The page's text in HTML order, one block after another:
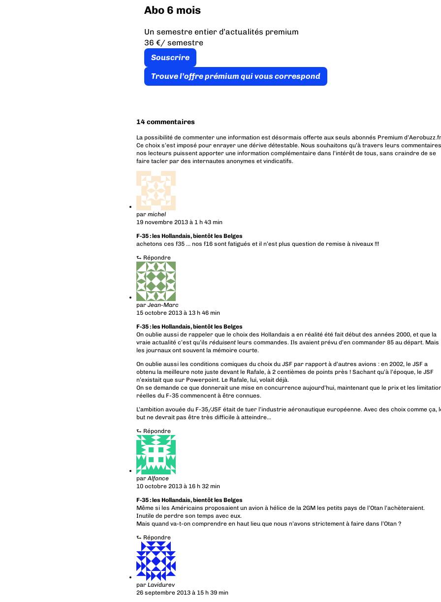
Abo 6 mois
Un semestre entier d’actualités premium
36 €/ semestre
Souscrire
Trouve l’offre prémium qui vous correspond
14 commentaires
La possibilité de commenter une information est désormais offerte aux seuls abonnés Premium
Ce choix s’est imposé pour enrayer une dérive détestable. Nous souhaitons qu’à travers leurs
nos lecteurs puissent apporter une information complémentaire dans l’intérêt de tous, sans craindre de se
faire tacler par des internautes anonymes et vindicatifs.
par michel
19 novembre 2013 à 1 h 43 min
F-35 : les Hollandais, bientôt les Belges
achetons ces f35 … nos f16 sont fatigués et il n’est plus question de remise à niveaux !!!
⮑ Répondre
par Jean-Marc
15 octobre 2013 à 13 h 46 min
F-35 : les Hollandais, bientôt les Belges
On oublie aussi de rappeler que le choix des Hollandais a en réalité été fait début des années 2000, et que la
vraie actualité c’est qu’ils réduisentleurs commandes. Ils avaient prévu d’en commander 85 au départ. Mais
les journaux ont souvent la mémoire courte.
On oublie aussi les conditions comiques du choix du JSF par rapport à d’autres avions : en 2002, le JSF a
obtenu la meilleure note juste devant le Rafale, à 2 centièmes de points près ! Sachant qu’à l’époque, le JSF
n’existait que sur Powerpoint. Le Rafale, lui, volait déjà.
On se demande ce que donnerait une mise en concurrence aujourd’hui, maintenant que le prix et les
réelles du F-35 commencent à être connues.
L’ambition avouée du F-35/JSF était de tuer l’industrie aéronautique européenne. Avec des choix comme ça,
but ne devrait pas être très difficile à atteindre…
⮑ Répondre
parAlfonce
10 octobre 2013 à 16 h 32 min
F-35 : les Hollandais, bientôt les Belges
Même si les Américains proposaient un avion à hélice de la 2GM les petits pays de l’Otan l’achèteraient.
Inutile de perdre son temps avec eux.
Mais quand va-t-on comprendre en haut lieu que nous n’avons strictement à faire dans l’Otan ?
⮑ Répondre
par Lavidurev
26 septembre 2013 à 15 h 39 min